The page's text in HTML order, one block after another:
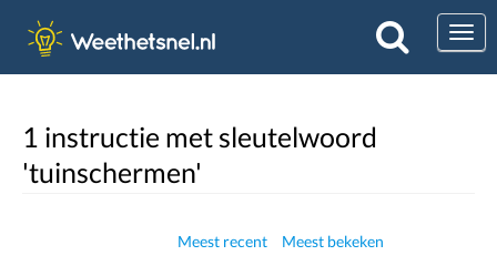
1 instructie met sleutelwoord
'tuinschermen'
Meest recent Meest bekeken